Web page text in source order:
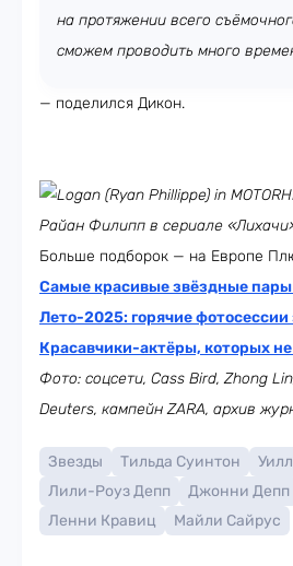
на протяжении всего
сможем проводить много
— поделился Дикон.
Райан Филипп в сериале
Больше подборок — на Европе
Самые красивые звёздные
Лето-2025: горячие фотосессии
Красавчики-актёры, которых не
Фото: соцсети, Cass Bird, Zhong
Deuters, кампейн ZARA, архив
Звезды Тильда Суинтон
Лили-Роуз Депп
Джонни Депп
Ленни Кравиц
Майли Сайрус